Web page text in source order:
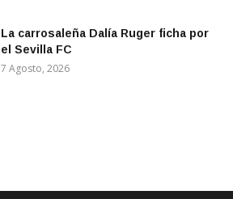
La carrosaleña Dalía Ruger ficha por
el Sevilla FC
7 Agosto, 2026